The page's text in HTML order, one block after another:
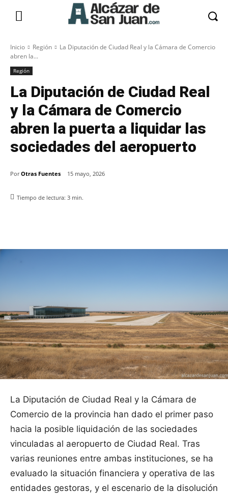
Inicio Región
La Diputación de Ciudad Real y la Cámara de Comercio
abren la...
Región
La Diputación de Ciudad Real
y la Cámara de Comercio
abren la puerta a liquidar las
sociedades del aeropuerto
Por Otras Fuentes 15 mayo, 2026
Tiempo de lectura: 3 min.
La Diputación de Ciudad Real y la Cámara de
Comercio de la provincia han dado el primer paso
hacia la posible liquidación de las sociedades
vinculadas al aeropuerto de Ciudad Real. Tras
varias reuniones entre ambas instituciones, se ha
evaluado la situación financiera y operativa de las
entidades gestoras, y el escenario de la disolución